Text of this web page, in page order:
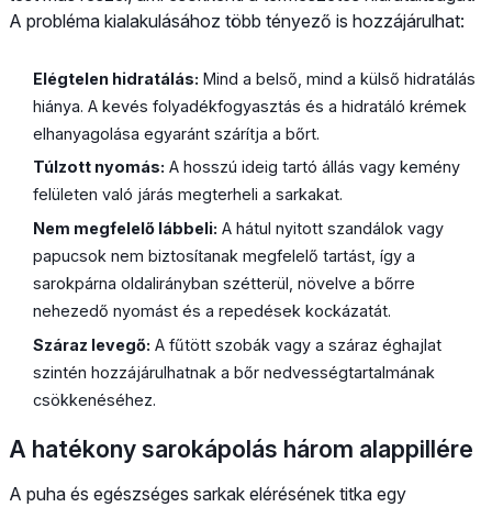
A probléma kialakulásához több tényező is hozzájárulhat:
Elégtelen hidratálás: Mind a belső, mind a külső hidratálás
hiánya. A kevés folyadékfogyasztás és a hidratáló krémek
elhanyagolása egyaránt szárítja a bőrt.
Túlzott nyomás: A hosszú ideig tartó állás vagy kemény
felületen való járás megterheli a sarkakat.
Nem megfelelő lábbeli: A hátul nyitott szandálok vagy
papucsok nem biztosítanak megfelelő tartást, így a
sarokpárna oldalirányban szétterül, növelve a bőrre
nehezedő nyomást és a repedések kockázatát.
Száraz levegő: A fűtött szobák vagy a száraz éghajlat
szintén hozzájárulhatnak a bőr nedvességtartalmának
csökkenéséhez.
A hatékony sarokápolás három alappillére
A puha és egészséges sarkak elérésének titka egy